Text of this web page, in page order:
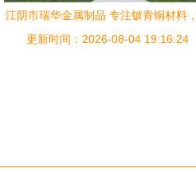
江阴市瑞华金属制品 专注铍青铜材料
就高品质厨房用品核心部件
更新时间：2026-08-04 19:16:24